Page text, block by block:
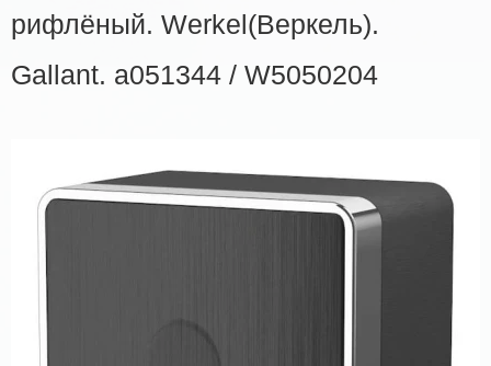
рифлёный. Werkel(Веркель).
Gallant. a051344 / W5050204